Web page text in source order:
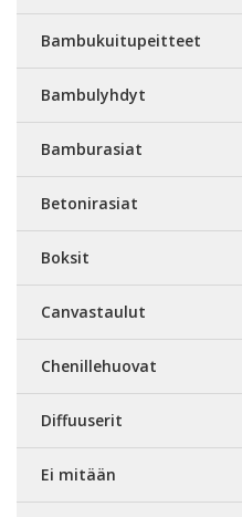
Bambukuitupeitteet
Bambulyhdyt
Bamburasiat
Betonirasiat
Boksit
Canvastaulut
Chenillehuovat
Diffuuserit
Ei mitään